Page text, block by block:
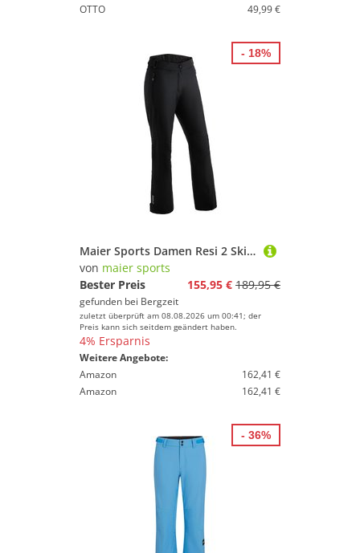
OTTO 49,99 €
Maier Sports Damen Resi 2 Skihose
von maier sports
Bester Preis
155,95 € 189,95 €
gefunden bei Bergzeit
zuletzt überprüft am 08.08.2026 um 00:41; der
Preis kann sich seitdem geändert haben.
4% Ersparnis
Weitere Angebote:
Amazon
162,41 €
Amazon
162,41 €
- 18%
- 36%